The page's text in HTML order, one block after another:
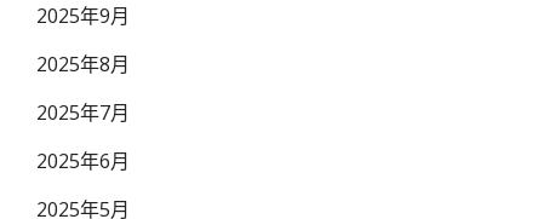
2025年9月
2025年8月
2025年7月
2025年6月
2025年5月